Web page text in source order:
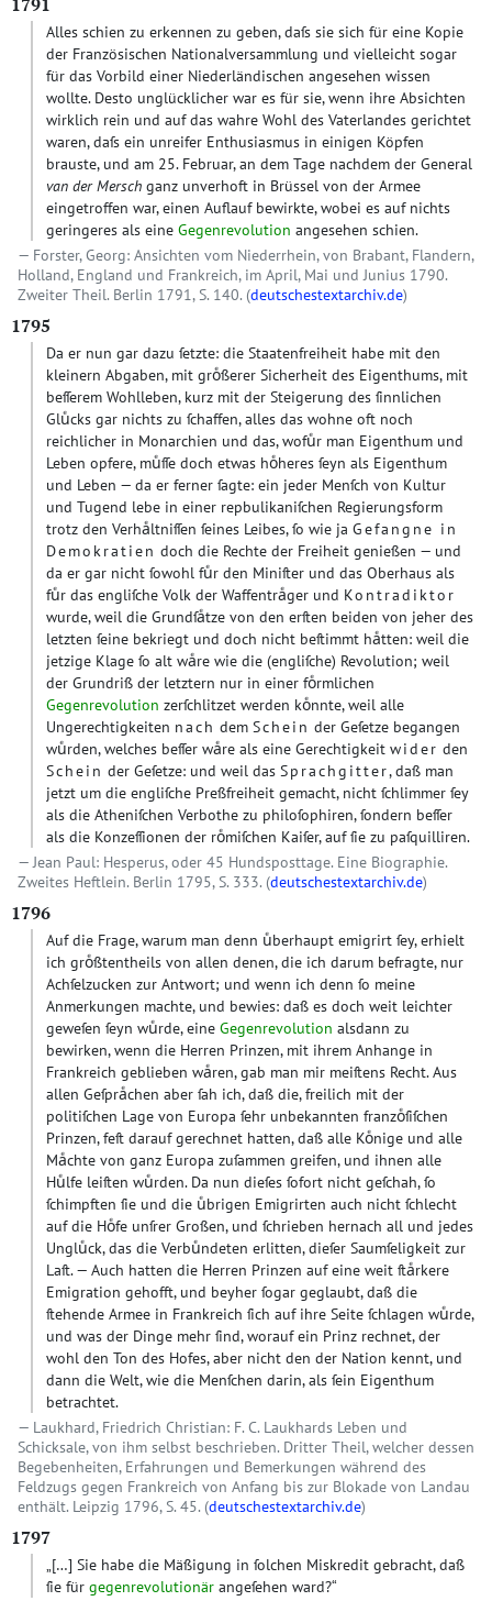
Alles schien zu erkennen zu geben, daſs sie sich für eine Kopie
der Französischen Nationalversammlung und vielleicht sogar
für das Vorbild einer Niederländischen angesehen wissen
wollte. Desto unglücklicher war es für sie, wenn ihre Absichten
wirklich rein und auf das wahre Wohl des Vaterlandes gerichtet
waren, daſs ein unreifer Enthusiasmus in einigen Köpfen
brauste, und am 25. Februar, an dem Tage nachdem der General
van der Mersch ganz unverhoft in Brüssel von der Armee
eingetroffen war, einen Auflauf bewirkte, wobei es auf nichts
geringeres als eine Gegenrevolution angesehen schien.
Forster, Georg: Ansichten vom Niederrhein, von Brabant, Flandern,
Holland, England und Frankreich, im April, Mai und Junius 1790.
Zweiter Theil. Berlin 1791, S. 140. (deutschestextarchiv.de)
1795
Da er nun gar dazu ſetzte: die Staatenfreiheit habe mit den
kleinern Abgaben, mit groͤßerer Sicherheit des Eigenthums, mit
beſſerem Wohlleben, kurz mit der Steigerung des ſinnlichen
Gluͤcks gar nichts zu ſchaffen, alles das wohne oft noch
reichlicher in Monarchien und das, wofuͤr man Eigenthum und
Leben opfere, muͤſſe doch etwas hoͤheres ſeyn als Eigenthum
und Leben — da er ferner ſagte: ein jeder Menſch von Kultur
und Tugend lebe in einer repbulikaniſchen Regierungsform
trotz den Verhaͤltniſſen ſeines Leibes, ſo wie ja Gefangne in
Demokratien doch die Rechte der Freiheit genießen — und
da er gar nicht ſowohl fuͤr den Miniſter und das Oberhaus als
fuͤr das engliſche Volk der Waffentraͤger und Kontradiktor
wurde, weil die Grundſaͤtze von den erſten beiden von jeher des
letzten ſeine bekriegt und doch nicht beſtimmt haͤtten: weil die
jetzige Klage ſo alt waͤre wie die (engliſche) Revolution; weil
der Grundriß der letztern nur in einer foͤrmlichen
Gegenrevolution zerſchlitzet werden koͤnnte, weil alle
Ungerechtigkeiten nach dem Schein der Geſetze begangen
wuͤrden, welches beſſer waͤre als eine Gerechtigkeit wider den
Schein der Geſetze: und weil das Sprachgitter, daß man
jetzt um die engliſche Preßfreiheit gemacht, nicht ſchlimmer ſey
als die Atheniſchen Verbothe zu philoſophiren, ſondern beſſer
als die Konzeſſionen der roͤmiſchen Kaiſer, auf ſie zu paſquilliren.
Jean Paul: Hesperus, oder 45 Hundsposttage. Eine Biographie.
Zweites Heftlein. Berlin 1795, S. 333. (deutschestextarchiv.de)
1796
Auf die Frage, warum man denn uͤberhaupt emigrirt ſey, erhielt
ich groͤßtentheils von allen denen, die ich darum befragte, nur
Achſelzucken zur Antwort; und wenn ich denn ſo meine
Anmerkungen machte, und bewies: daß es doch weit leichter
geweſen ſeyn wuͤrde, eine Gegenrevolution alsdann zu
bewirken, wenn die Herren Prinzen, mit ihrem Anhange in
Frankreich geblieben waͤren, gab man mir meiſtens Recht. Aus
allen Geſpraͤchen aber ſah ich, daß die, freilich mit der
politiſchen Lage von Europa ſehr unbekannten franzoͤſiſchen
Prinzen, feſt darauf gerechnet hatten, daß alle Koͤnige und alle
Maͤchte von ganz Europa zuſammen greifen, und ihnen alle
Huͤlfe leiſten wuͤrden. Da nun dieſes ſofort nicht geſchah, ſo
ſchimpften ſie und die uͤbrigen Emigrirten auch nicht ſchlecht
auf die Hoͤfe unſrer Großen, und ſchrieben hernach all und jedes
Ungluͤck, das die Verbuͤndeten erlitten, dieſer Saumſeligkeit zur
Laſt. — Auch hatten die Herren Prinzen auf eine weit ſtaͤrkere
Emigration gehofft, und beyher ſogar geglaubt, daß die
ſtehende Armee in Frankreich ſich auf ihre Seite ſchlagen wuͤrde,
und was der Dinge mehr ſind, worauf ein Prinz rechnet, der
wohl den Ton des Hofes, aber nicht den der Nation kennt, und
dann die Welt, wie die Menſchen darin, als ſein Eigenthum
betrachtet.
Laukhard, Friedrich Christian: F. C. Laukhards Leben und
Schicksale, von ihm selbst beschrieben. Dritter Theil, welcher dessen
Begebenheiten, Erfahrungen und Bemerkungen während des
Feldzugs gegen Frankreich von Anfang bis zur Blokade von Landau
enthält. Leipzig 1796, S. 45. (deutschestextarchiv.de)
1797
„[…] Sie habe die Mäßigung in ſolchen Miskredit gebracht, daß
ſie für gegenrevolutionär angeſehen ward?“